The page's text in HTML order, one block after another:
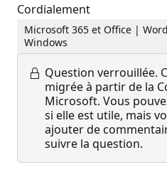
Cordialement
Microsoft 365 et Office |
Windows
Question verrouillée.
migrée à partir de la
Microsoft. Vous
si elle est utile, mais
ajouter de
suivre la question.